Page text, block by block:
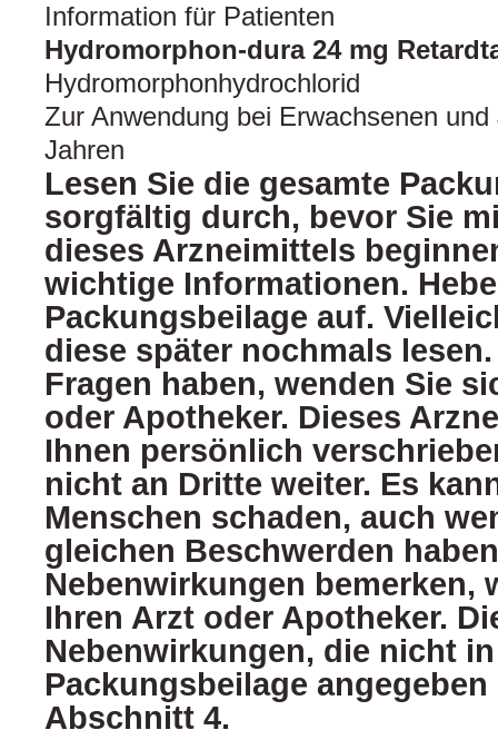
Information für Patienten
Hydromorphon-dura 24 mg
Hydromorphonhydrochlorid
Zur Anwendung bei Erwachsenen
Jahren
Lesen Sie die gesamte
sorgfältig durch, bevor Sie
dieses Arzneimittels
wichtige Informationen.
Packungsbeilage auf.
diese später nochmals
Fragen haben, wenden Sie
oder Apotheker. Dieses
Ihnen persönlich
nicht an Dritte weiter. Es
Menschen schaden, auch
gleichen Beschwerden
Nebenwirkungen bemerken,
Ihren Arzt oder Apotheker.
Nebenwirkungen, die nicht
Packungsbeilage
Abschnitt 4.